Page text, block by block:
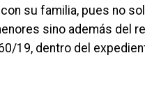
su familia, pues no
sino además del
19, dentro del